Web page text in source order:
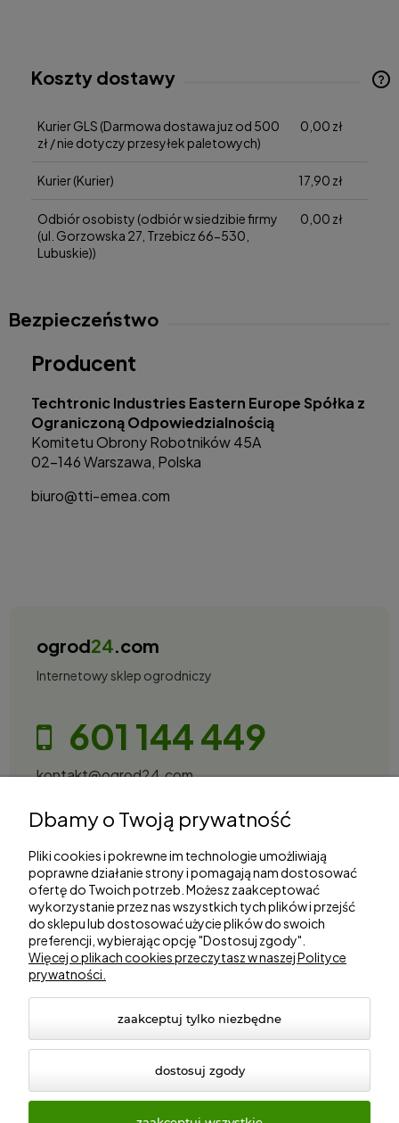
Koszty dostawy
Cena nie zawiera ewentualnych kosztów płatności
Kurier GLS (Darmowa dostawa juz od 500
zł / nie dotyczy przesyłek paletowych)
0,00 zł
Kurier(Kurier) 17,90 zł
Odbiór osobisty (odbiór w siedzibie firmy
(ul. Gorzowska 27, Trzebicz 66-530,
Lubuskie))
0,00 zł
Bezpieczeństwo
Producent
Techtronic Industries Eastern Europe Spółka z
Ograniczoną Odpowiedzialnością
Komitetu Obrony Robotników 45A
02-146 Warszawa, Polska
biuro@tti-emea.com
ogrod24.com
Internetowy sklep ogrodniczy
601 144 449
kontakt@ogrod24.com
Gorzowska 27, 66-530 Trzebicz
Zakupy
Informacje
Marki
Dbamy o Twoją prywatność
Pliki cookies i pokrewne im technologie umożliwiają
poprawne działanie strony i pomagają nam dostosować
ofertę do Twoich potrzeb. Możesz zaakceptować
wykorzystanie przez nas wszystkich tych plików i przejść
do sklepu lub dostosować użycie plików do swoich
preferencji, wybierając opcję "Dostosuj zgody".
Więcej o plikach cookies przeczytasz w naszej Polityce
prywatności.
zaakceptuj tylko niezbędne
dostosuj zgody